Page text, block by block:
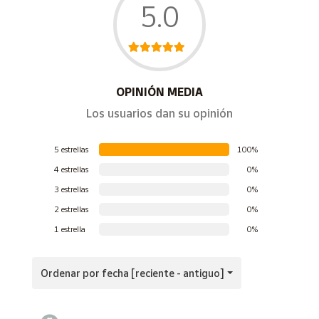
5.0
OPINIÓN MEDIA
Los usuarios dan su opinión
5 estrellas
100%
4 estrellas
0%
3 estrellas
0%
2 estrellas
0%
1 estrella
0%
Ordenar por fecha [reciente - antiguo]